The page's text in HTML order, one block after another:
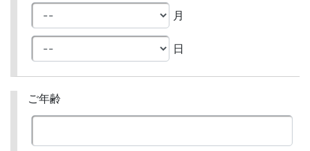
月
日
ご年齢